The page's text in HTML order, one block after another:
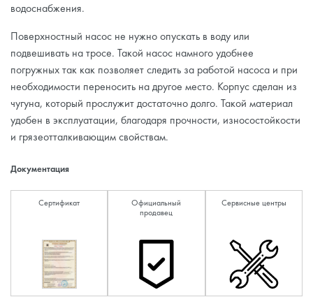
водоснабжения.
Поверхностный насос не нужно опускать в воду или
подвешивать на тросе. Такой насос намного удобнее
погружных так как позволяет следить за работой насоса и при
необходимости переносить на другое место. Корпус сделан из
чугуна, который прослужит достаточно долго. Такой материал
удобен в эксплуатации, благодаря прочности, износостойкости
и грязеотталкивающим свойствам.
Документация
Сертификат
Официальный
продавец
Сервисные центры